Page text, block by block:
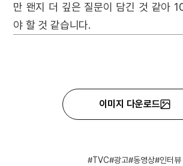
만 왠지 더 깊은 질문이 담긴 것 같아
야 할 것 같습니다.
이미지 다운로드
TVC 광고 동영상 인터뷰